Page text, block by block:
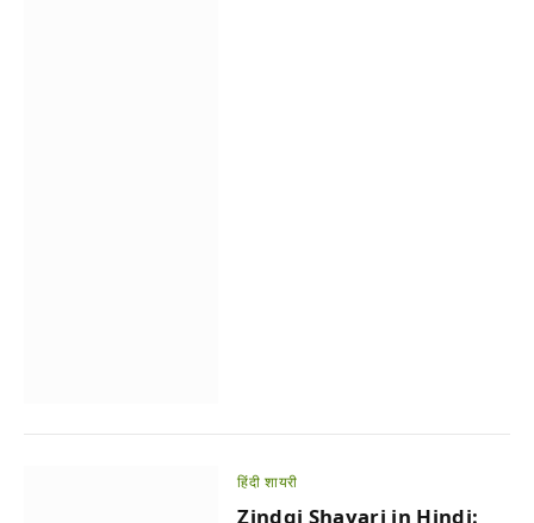
हिंदी शायरी
Zindgi Shayari in Hindi: